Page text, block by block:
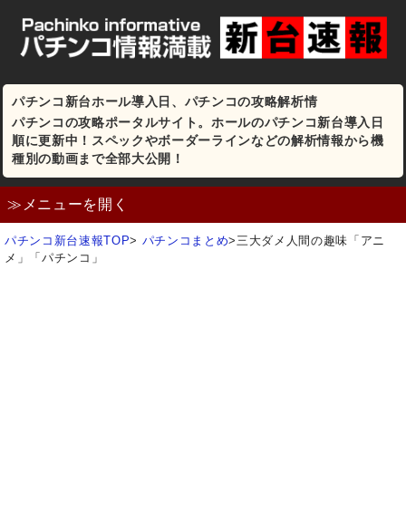
パチンコ新台ホール導入日、パチンコの攻略解析情
パチンコの攻略ポータルサイト。ホールのパチンコ新台導入日
順に更新中！スペックやボーダーラインなどの解析情報から機
種別の動画まで全部大公開！
≫メニューを開く
パチンコ新台速報TOP> パチンコまとめ> 三大ダメ人間の趣味「アニ
メ」「パチンコ」